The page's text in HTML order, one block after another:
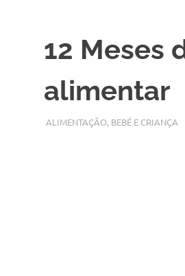
12 Meses
alimentar
SETEMBRO 19, 2017
ADMIN
ALIMENTAÇÃO, BEBÉ E CRIANÇA